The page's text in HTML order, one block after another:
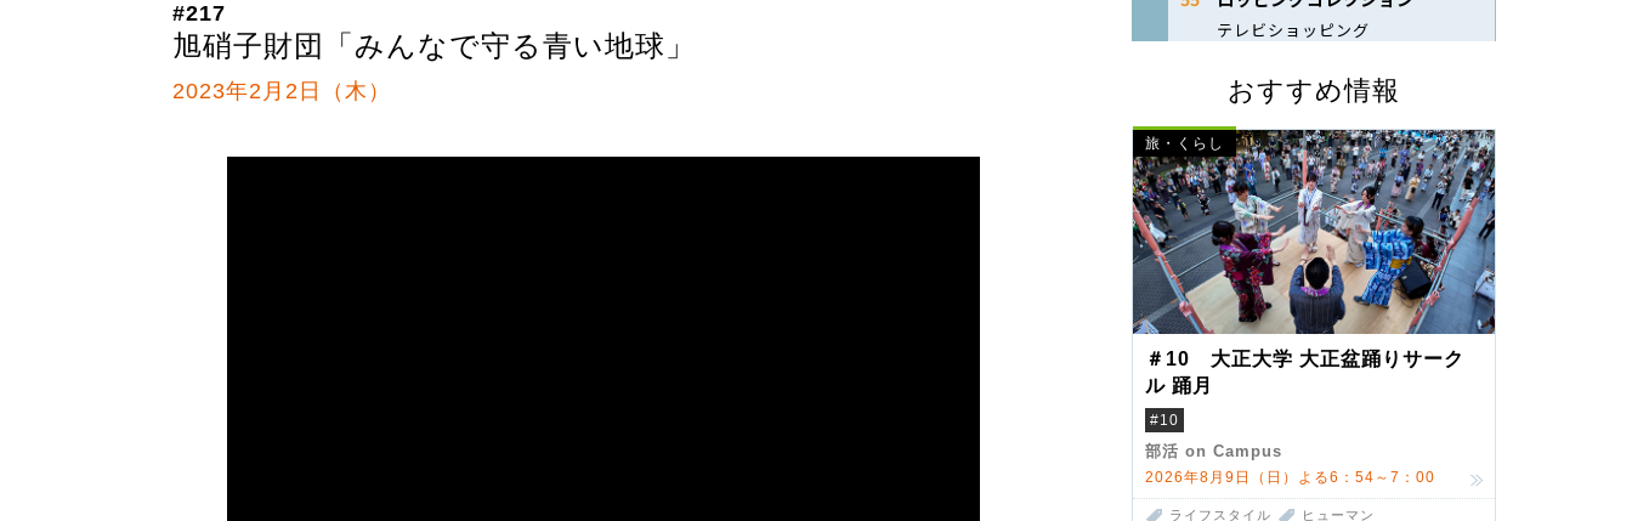
おすすめ情報
旅・くらし
＃10 大正大学 大正盆踊りサーク
ル 踊月
#10
部活 on Campus
2026年8月9日（日）よる6：54～7：00
ライフスタイル ヒューマン
#217
旭硝子財団「みんなで守る青い地球」
2023年2月2日（木）